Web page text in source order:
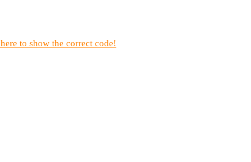
to show the correct code!